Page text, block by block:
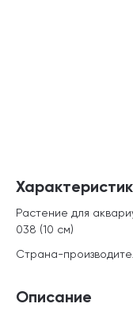
Описание
Растение для
038 (10 см)
Страна-